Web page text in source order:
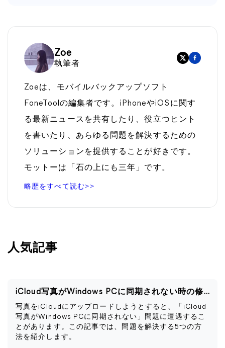
Zoe
執筆者
Zoeは、モバイルバックアップソフト
FoneToolの編集者です。iPhoneやiOSに関す
る最新ニュースを共有したり、役立つヒント
を書いたり、あらゆる問題を解決するための
ソリューションを提供することが好きです。
モットーは「石の上にも三年」です。
略歴をすべて読む>>
人気記事
iCloud写真がWindows PCに同期されない時の修正法
写真をiCloudにアップロードしようとすると、「iCloud
写真がWindows PCに同期されない」問題に遭遇するこ
とがあります。この記事では、問題を解決する5つの方
法を紹介します。